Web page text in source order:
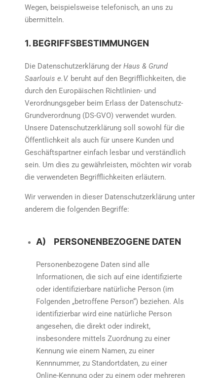
Wegen, beispielsweise telefonisch, an uns zu
übermitteln.
1. BEGRIFFSBESTIMMUNGEN
Die Datenschutzerklärung der Haus & Grund
Saarlouis e.V. beruht auf den Begrifflichkeiten, die
durch den Europäischen Richtlinien- und
Verordnungsgeber beim Erlass der Datenschutz-
Grundverordnung (DS-GVO) verwendet wurden.
Unsere Datenschutzerklärung soll sowohl für die
Öffentlichkeit als auch für unsere Kunden und
Geschäftspartner einfach lesbar und verständlich
sein. Um dies zu gewährleisten, möchten wir vorab
die verwendeten Begrifflichkeiten erläutern.
Wir verwenden in dieser Datenschutzerklärung unter
anderem die folgenden Begriffe:
A) PERSONENBEZOGENE DATEN
Personenbezogene Daten sind alle
Informationen, die sich auf eine identifizierte
oder identifizierbare natürliche Person (im
Folgenden „betroffene Person“) beziehen. Als
identifizierbar wird eine natürliche Person
angesehen, die direkt oder indirekt,
insbesondere mittels Zuordnung zu einer
Kennung wie einem Namen, zu einer
Kennnummer, zu Standortdaten, zu einer
Online-Kennung oder zu einem oder mehreren